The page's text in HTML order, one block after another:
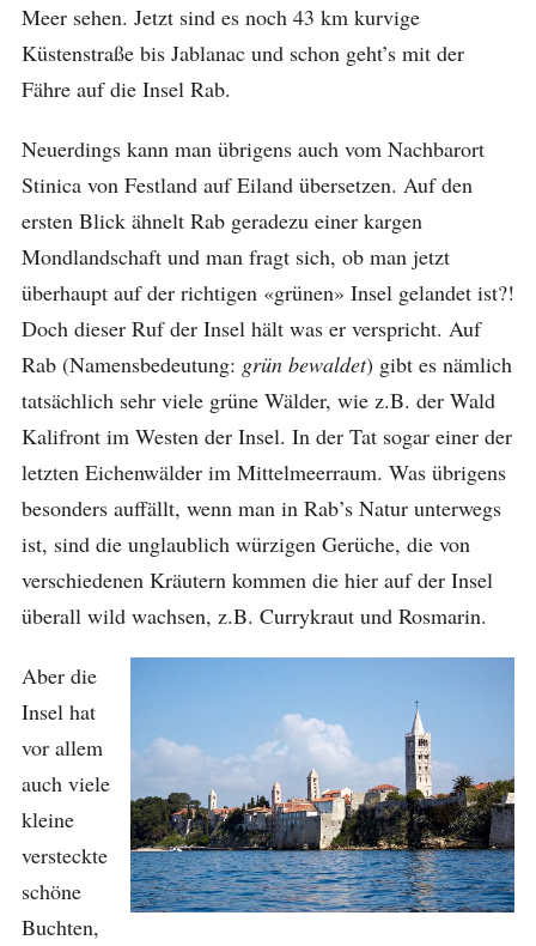
Meer sehen. Jetzt sind es noch 43 km kurvige
Küstenstraße bis Jablanac und schon geht’s mit der
Fähre auf die Insel Rab.
Neuerdings kann man übrigens auch vom Nachbarort
Stinica von Festland auf Eiland übersetzen. Auf den
ersten Blick ähnelt Rab geradezu einer kargen
Mondlandschaft und man fragt sich, ob man jetzt
überhaupt auf der richtigen «grünen» Insel gelandet ist?!
Doch dieser Ruf der Insel hält was er verspricht. Auf
Rab (Namensbedeutung: grün bewaldet) gibt es nämlich
tatsächlich sehr viele grüne Wälder, wie z.B. der Wald
Kalifront im Westen der Insel. In der Tat sogar einer der
letzten Eichenwälder im Mittelmeerraum. Was übrigens
besonders auffällt, wenn man in Rab’s Natur unterwegs
ist, sind die unglaublich würzigen Gerüche, die von
verschiedenen Kräutern kommen die hier auf der Insel
überall wild wachsen, z.B. Currykraut und Rosmarin.
Aber die
Insel hat
vor allem
auch viele
kleine
versteckte
schöne
Buchten,